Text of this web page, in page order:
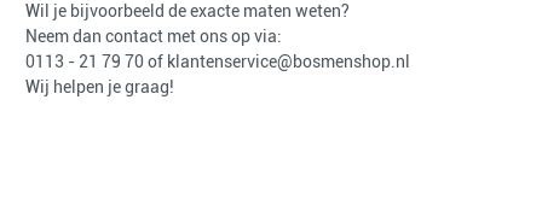
Wil je bijvoorbeeld de exacte maten weten?
Neem dan contact met ons op via:
0113 - 21 79 70 of klantenservice@bosmenshop.nl
Wij helpen je graag!